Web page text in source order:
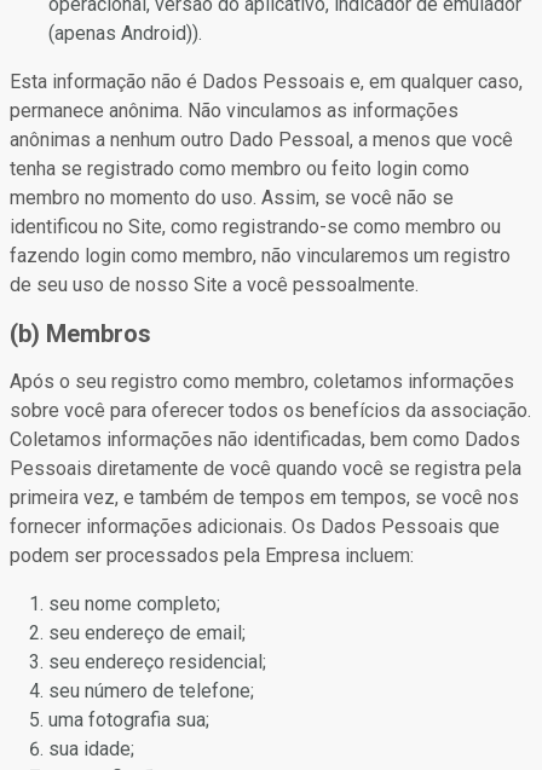
(apenas Android)).
Esta informação não é Dados Pessoais e, em qualquer caso,
permanece anônima. Não vinculamos as informações
anônimas a nenhum outro Dado Pessoal, a menos que você
tenha se registrado como membro ou feito login como
membro no momento do uso. Assim, se você não se
identificou no Site, como registrando-se como membro ou
fazendo login como membro, não vincularemos um registro
de seu uso de nosso Site a você pessoalmente.
(b) Membros
Após o seu registro como membro, coletamos informações
sobre você para oferecer todos os benefícios da associação.
Coletamos informações não identificadas, bem como Dados
Pessoais diretamente de você quando você se registra pela
primeira vez, e também de tempos em tempos, se você nos
fornecer informações adicionais. Os Dados Pessoais que
podem ser processados pela Empresa incluem:
seu nome completo;
seu endereço de email;
seu endereço residencial;
seu número de telefone;
uma fotografia sua;
sua idade;